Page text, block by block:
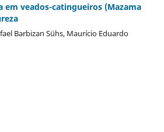
em veados-catingueiros (Mazama
Barbizan Sühs, Maurício Eduardo